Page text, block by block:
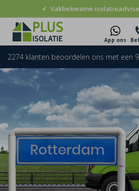
✓ Vakbekwame
App ons
2274 klanten beoordelen ons met een